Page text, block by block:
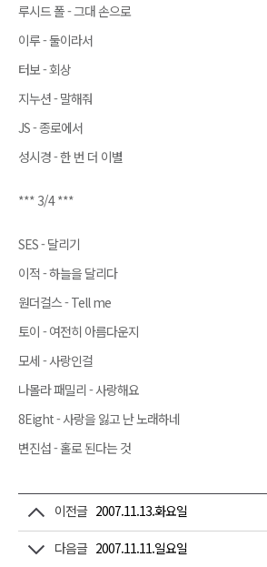
루시드 폴 - 그대 손으로
이루 - 둘이라서
터보 - 회상
지누션 - 말해줘
JS - 종로에서
성시경 - 한 번 더 이별
*** 3/4 ***
SES - 달리기
이적 - 하늘을 달리다
원더걸스 - Tell me
토이 - 여전히 아름다운지
모세 - 사랑인걸
나몰라 패밀리 - 사랑해요
8Eight - 사랑을 잃고 난 노래하네
변진섭 - 홀로 된다는 것
이전글 2007.11.13.화요일
다음글 2007.11.11.일요일